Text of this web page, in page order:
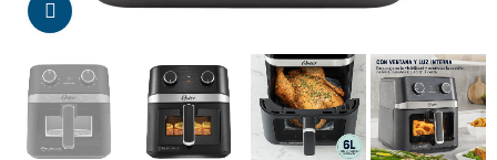
Da click para agrandar